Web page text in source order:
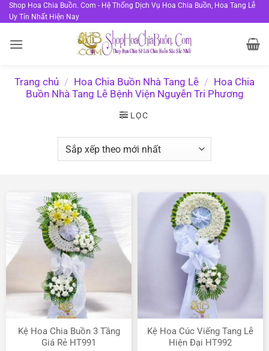
Bỏ
qua
dung
Shop Hoa Chia Buồn. Com - Hệ Thống Dịch Vụ Hoa Chia Buồn, Hoa Tang Lễ
Uy Tín Nhất Hiện Nay
Trang chủ / Hoa Chia Buồn Nhà Tang Lễ / Hoa Chia
Buồn Nhà Tang Lễ Bệnh Viện Nguyễn Tri Phương
LỌC
Kệ Hoa Chia Buồn 3 Tầng
Giá Rẻ HT991
Kệ Hoa Cúc Viếng Tang Lễ
Hiện Đại HT992